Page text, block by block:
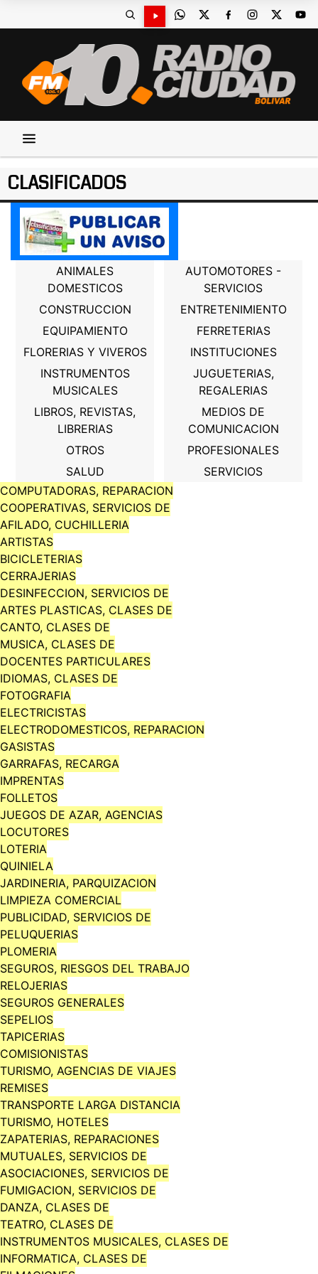
CLASIFICADOS
ANIMALES
DOMESTICOS
AUTOMOTORES -
SERVICIOS
CONSTRUCCION
ENTRETENIMIENTO
EQUIPAMIENTO
FERRETERIAS
FLORERIAS Y VIVEROS
INSTITUCIONES
INSTRUMENTOS
MUSICALES
JUGUETERIAS,
REGALERIAS
LIBROS, REVISTAS,
LIBRERIAS
MEDIOS DE
COMUNICACION
OTROS
PROFESIONALES
SALUD
SERVICIOS
COMPUTADORAS, REPARACION
COOPERATIVAS, SERVICIOS DE
AFILADO, CUCHILLERIA
ARTISTAS
BICICLETERIAS
CERRAJERIAS
DESINFECCION, SERVICIOS DE
ARTES PLASTICAS, CLASES DE
CANTO, CLASES DE
MUSICA, CLASES DE
DOCENTES PARTICULARES
IDIOMAS, CLASES DE
FOTOGRAFIA
ELECTRICISTAS
ELECTRODOMESTICOS, REPARACION
GASISTAS
GARRAFAS, RECARGA
IMPRENTAS
FOLLETOS
JUEGOS DE AZAR, AGENCIAS
LOCUTORES
LOTERIA
QUINIELA
JARDINERIA, PARQUIZACION
LIMPIEZA COMERCIAL
PUBLICIDAD, SERVICIOS DE
PELUQUERIAS
PLOMERIA
SEGUROS, RIESGOS DEL TRABAJO
RELOJERIAS
SEGUROS GENERALES
SEPELIOS
TAPICERIAS
COMISIONISTAS
TURISMO, AGENCIAS DE VIAJES
REMISES
TRANSPORTE LARGA DISTANCIA
TURISMO, HOTELES
ZAPATERIAS, REPARACIONES
MUTUALES, SERVICIOS DE
ASOCIACIONES, SERVICIOS DE
FUMIGACION, SERVICIOS DE
DANZA, CLASES DE
TEATRO, CLASES DE
INSTRUMENTOS MUSICALES, CLASES DE
INFORMATICA, CLASES DE